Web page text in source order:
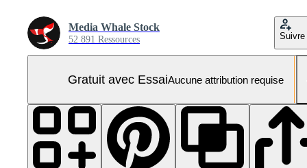
Media Whale Stock
52 891 Ressources Suivre
Gratuit avec EssaiAucune attribution requise